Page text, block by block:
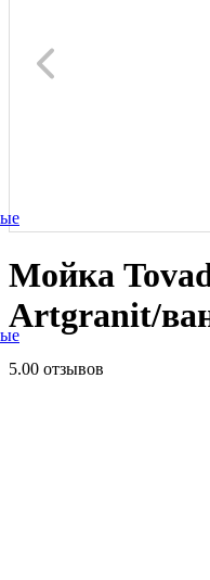
Мойка
Artgranit/
5.00 отзывов